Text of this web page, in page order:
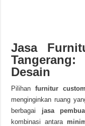
Jasa
Desain
Pilihan furnitur custom
menginginkan ruang
berbagai jasa
kombinasi antara